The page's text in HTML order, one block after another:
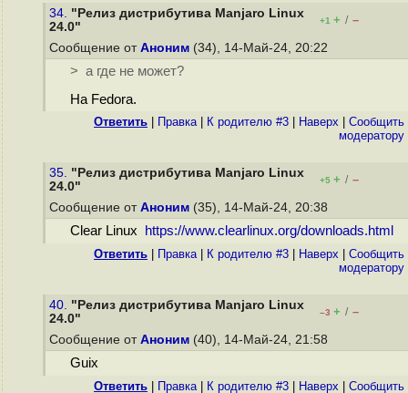
34. "Релиз дистрибутива Manjaro Linux
24.0"
+1 + / –
Сообщение от Аноним (34), 14-Май-24, 20:22
> а где не может?
На Fedora.
Ответить Правка| К родителю #3 Наверх
Cообщить
модератору
35. "Релиз дистрибутива Manjaro Linux
24.0"
+5 + / –
Сообщение от Аноним (35), 14-Май-24, 20:38
Clear Linux https://www.clearlinux.org/downloads.html
Ответить Правка| К родителю #3 Наверх
Cообщить
модератору
40. "Релиз дистрибутива Manjaro Linux
24.0"
–3 + / –
Сообщение от Аноним (40), 14-Май-24, 21:58
Guix
Ответить Правка| К родителю #3 Наверх
Cообщить